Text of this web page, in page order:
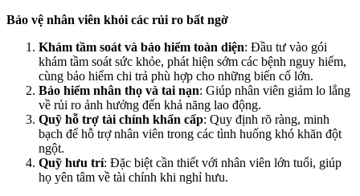
Bảo vệ nhân viên khỏi các rủi ro bất ngờ
Khám tầm soát và bảo hiểm toàn diện: Đầu tư vào gói
khám tầm soát sức khỏe, phát hiện sớm các bệnh nguy hiểm,
cùng bảo hiểm chi trả phù hợp cho những biến cố lớn.
Bảo hiểm nhân thọ và tai nạn: Giúp nhân viên giảm lo lắng
về rủi ro ảnh hưởng đến khả năng lao động.
Quỹ hỗ trợ tài chính khẩn cấp: Quy định rõ ràng, minh
bạch để hỗ trợ nhân viên trong các tình huống khó khăn đột
ngột.
Quỹ hưu trí: Đặc biệt cần thiết với nhân viên lớn tuổi, giúp
họ yên tâm về tài chính khi nghỉ hưu.